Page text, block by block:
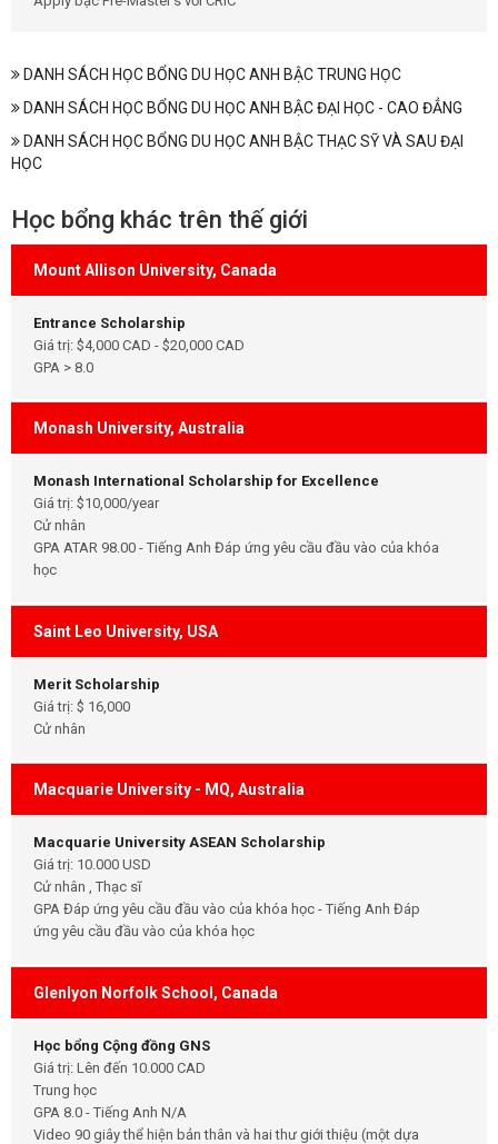
DANH SÁCH HỌC BỔNG DU HỌC ANH BẬC TRUNG HỌC
DANH SÁCH HỌC BỔNG DU HỌC ANH BẬC ĐẠI HỌC - CAO ĐẲNG
DANH SÁCH HỌC BỔNG DU HỌC ANH BẬC THẠC SỸ VÀ SAU ĐẠI
HỌC
Học bổng khác trên thế giới
Mount Allison University, Canada
Entrance Scholarship
Giá trị: $4,000 CAD - $20,000 CAD
GPA > 8.0
Monash University, Australia
Monash International Scholarship for Excellence
Giá trị: $10,000/year
Cử nhân
GPA ATAR 98.00 - Tiếng Anh Đáp ứng yêu cầu đầu vào của khóa
học
Saint Leo University, USA
Merit Scholarship
Giá trị: $ 16,000
Cử nhân
Macquarie University - MQ, Australia
Macquarie University ASEAN Scholarship
Giá trị: 10.000 USD
Cử nhân , Thạc sĩ
GPA Đáp ứng yêu cầu đầu vào của khóa học - Tiếng Anh Đáp
ứng yêu cầu đầu vào của khóa học
Glenlyon Norfolk School, Canada
Học bổng Cộng đồng GNS
Giá trị: Lên đến 10.000 CAD
Trung học
GPA 8.0 - Tiếng Anh N/A
Video 90 giây thể hiện bản thân và hai thư giới thiệu (một dựa